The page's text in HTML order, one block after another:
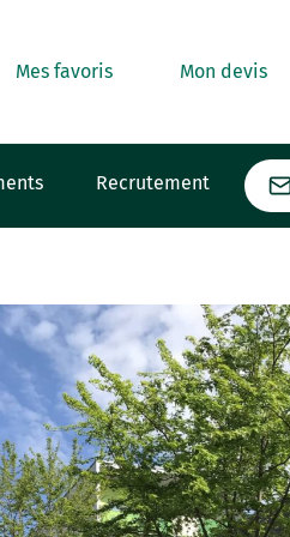
Mes favoris Mon devis
Recrutement